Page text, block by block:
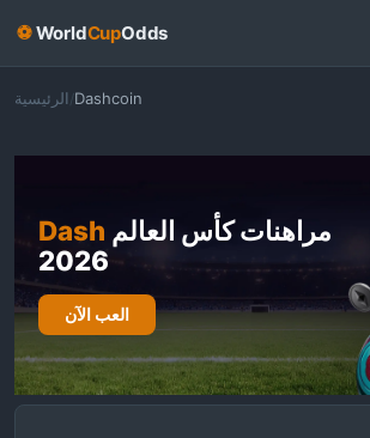
⚽WorldCupOdds
الرئيسية/ Dashcoin
Dash
2026
العب الآن